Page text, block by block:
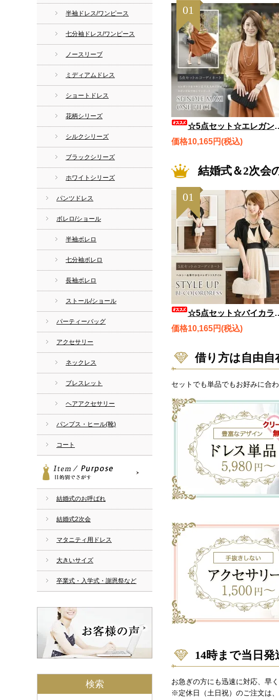
01
☆5点セット☆エレガントなマキシ丈で大人のエレガンス スピンドルマキシワンピース、ジャケット風ボレロ、バッグ、ネックレス、ブレスレット rdset2643
価格10,165円(税込)
結婚式＆2次会
01
☆5点セット☆バイカラードレス、ローズモチーフボレロ、バッグ、ネックレス、ブレスレット rdset1284
価格10,165円(税込)
借り方は自由自
セットでも単品でもお好みに合
14時まで当日
お急ぎの方にも迅速に対応、早
※定休日（土日祝）のご注文は
半袖ドレス/ワンピース
七分袖ドレス/ワンピース
ノースリーブ
ミディアムドレス
ショートドレス
花柄シリーズ
シルクシリーズ
ブラックシリーズ
ホワイトシリーズ
パンツドレス
ボレロ/ショール
半袖ボレロ
七分袖ボレロ
長袖ボレロ
ストール/ショール
パーティーバッグ
アクセサリー
ネックレス
ブレスレット
ヘアアクセサリー
パンプス・ヒール(靴)
コート
目的別でさがす
結婚式のお呼ばれ
結婚式2次会
マタニティ用ドレス
大きいサイズ
卒業式・入学式・謝恩祭など
検索